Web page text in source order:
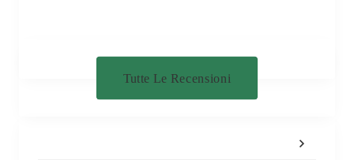
Tutte Le Recensioni